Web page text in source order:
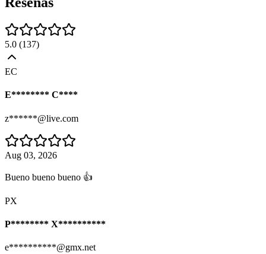
5.0 (137)
EC
E******** C****
z******@live.com
Aug 03, 2026
Bueno bueno bueno 👍
PX
P******** X**********
e**********@gmx.net